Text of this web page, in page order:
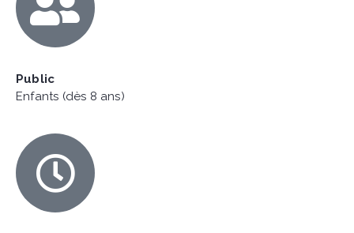
Public
Enfants (dès 8 ans)